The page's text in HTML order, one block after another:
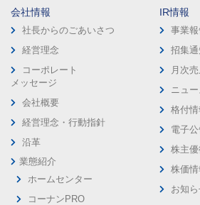
会社情報
社長からのごあいさつ
経営理念
コーポレート
メッセージ
会社概要
経営理念・行動指針
沿革
業態紹介
ホームセンター
コーナンPRO
IR情報
事業
招集通
月次
ニュ
格付情
電子
株主
株価情
お知